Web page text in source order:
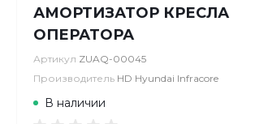
АМОРТИЗАТОР КРЕСЛА
ОПЕРАТОРА
Артикул ZUAQ-00045
Производитель HD Hyundai Infracore
В наличии